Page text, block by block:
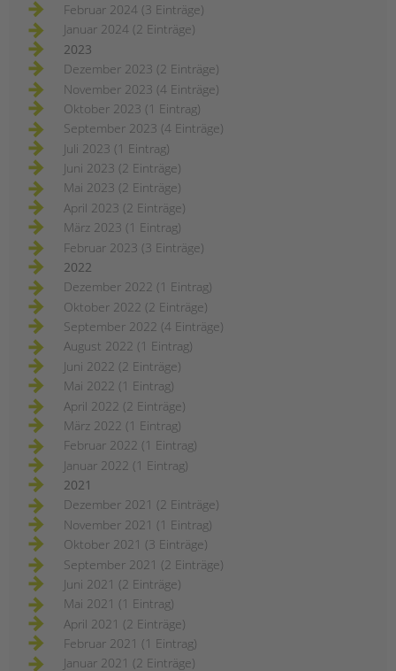
Februar 2024 (3 Einträge)
Januar 2024 (2 Einträge)
2023
Dezember 2023 (2 Einträge)
November 2023 (4 Einträge)
Oktober 2023 (1 Eintrag)
September 2023 (4 Einträge)
Juli 2023 (1 Eintrag)
Juni 2023 (2 Einträge)
Mai 2023 (2 Einträge)
April 2023 (2 Einträge)
März 2023 (1 Eintrag)
Februar 2023 (3 Einträge)
2022
Dezember 2022 (1 Eintrag)
Oktober 2022 (2 Einträge)
September 2022 (4 Einträge)
August 2022 (1 Eintrag)
Juni 2022 (2 Einträge)
Mai 2022 (1 Eintrag)
April 2022 (2 Einträge)
März 2022 (1 Eintrag)
Februar 2022 (1 Eintrag)
Januar 2022 (1 Eintrag)
2021
Dezember 2021 (2 Einträge)
November 2021 (1 Eintrag)
Oktober 2021 (3 Einträge)
September 2021 (2 Einträge)
Juni 2021 (2 Einträge)
Mai 2021 (1 Eintrag)
April 2021 (2 Einträge)
Februar 2021 (1 Eintrag)
Januar 2021 (2 Einträge)